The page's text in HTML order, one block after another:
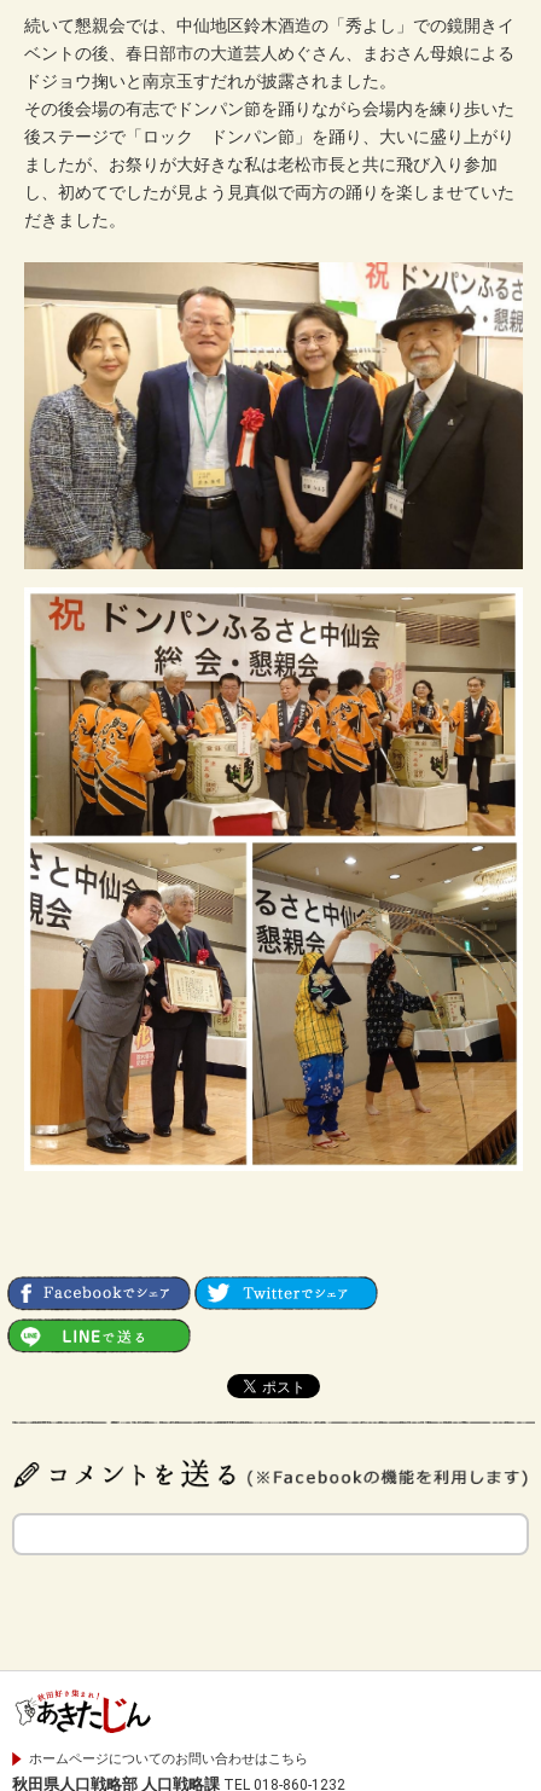
続いて懇親会では、中仙地区鈴木酒造の「秀よし」での鏡開きイ
ベントの後、春日部市の大道芸人めぐさん、まおさん母娘による
ドジョウ掬いと南京玉すだれが披露されました。
その後会場の有志でドンパン節を踊りながら会場内を練り歩いた
後ステージで「ロック ドンパン節」を踊り、大いに盛り上がり
ましたが、お祭りが大好きな私は老松市長と共に飛び入り参加
し、初めてでしたが見よう見真似で両方の踊りを楽しませていた
だきました。
ホームページについてのお問い合わせはこちら
秋田県人口戦略部 人口戦略課 TEL 018-860-1232